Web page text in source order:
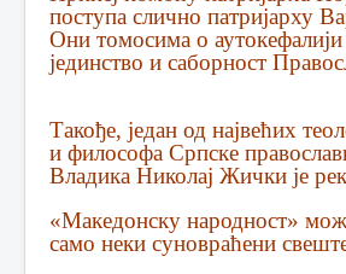
поступа слично патријарху
Они томосима о аутокефалији
јединство и саборност
Такође, један од највећих
и философа Српске
Владика Николај Жички је
«Македонску народност»
само неки суновраћени